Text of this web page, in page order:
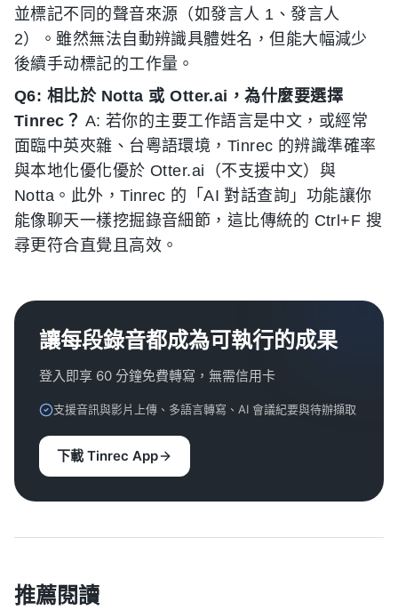
並標記不同的聲音來源（如發言人 1、發言人
2）。雖然無法自動辨識具體姓名，但能大幅減少
後續手动標記的工作量。
Q6: 相比於 Notta 或 Otter.ai，為什麼要選擇
Tinrec？ A: 若你的主要工作語言是中文，或經常
面臨中英夾雜、台粵語環境，Tinrec 的辨識準確率
與本地化優化優於 Otter.ai（不支援中文）與
Notta。此外，Tinrec 的「AI 對話查詢」功能讓你
能像聊天一樣挖掘錄音細節，這比傳統的 Ctrl+F 搜
尋更符合直覺且高效。
讓每段錄音都成為可執行的成果
登入即享 60 分鐘免費轉寫，無需信用卡
支援音訊與影片上傳、多語言轉寫、AI 會議紀要與待辦擷取
下載 Tinrec App
推薦閱讀